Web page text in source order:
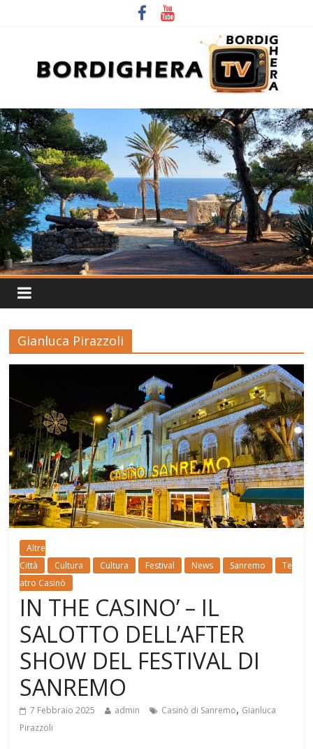
Gianluca Pirazzoli
Altre
Città
Cultura Cultura Festival News Sanremo
Te
atro Casinò
IN THE CASINO’ – IL
SALOTTO DELL’AFTER
SHOW DEL FESTIVAL DI
SANREMO
7 Febbraio 2025 admin Casinò di Sanremo, Gianluca
Pirazzoli